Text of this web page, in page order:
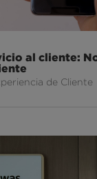
al cliente:
de Cliente